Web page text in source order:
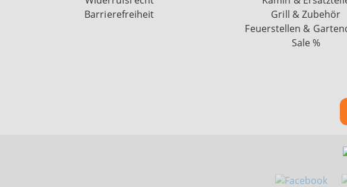
Barrierefreiheit
Grill & Zubehör
Feuerstellen &
Sale %